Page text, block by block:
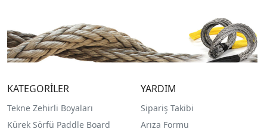
KATEGORİLER
Tekne Zehirli Boyaları
Kürek Sörfü Paddle Board
YARDIM
Sipariş Takibi
Arıza Formu